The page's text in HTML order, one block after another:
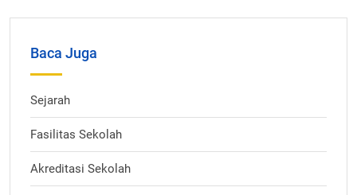
Baca Juga
Sejarah
Fasilitas Sekolah
Akreditasi Sekolah